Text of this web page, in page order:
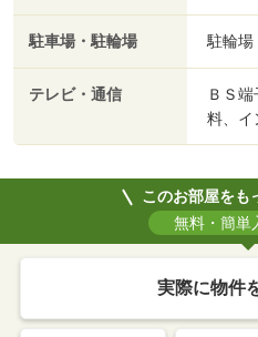
駐車場・駐輪場 駐輪場
テレビ・通信
ＢＳ
料、イ
このお部屋をも
無料・簡単
実際に物件